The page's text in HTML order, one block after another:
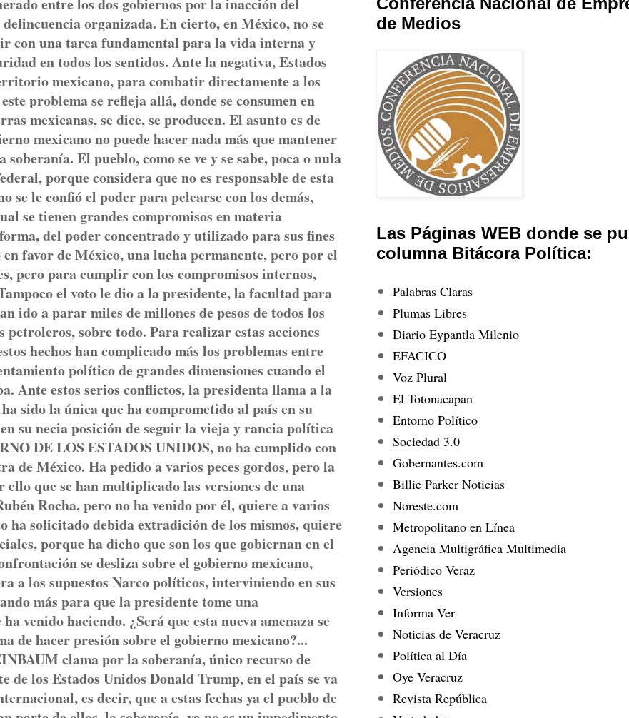
entre los dos gobiernos por la inacción del
organizada. En cierto, en México, no se
con una tarea fundamental para la vida interna y
en todos los sentidos. Ante la negativa, Estados
mexicano, para combatir directamente a los
problema se refleja allá, donde se consumen en
mexicanas, se dice, se producen. El asunto es de
mexicano no puede hacer nada más que mantener
El pueblo, como se ve y se sabe, poca o nula
porque considera que no es responsable de esta
se le confió el poder para pelearse con los demás,
se tienen grandes compromisos en materia
del poder concentrado y utilizado para sus fines
favor de México, una lucha permanente, pero por el
pero para cumplir con los compromisos internos,
el voto le dio a la presidente, la facultad para
ido a parar miles de millones de pesos de todos los
sobre todo. Para realizar estas acciones
hechos han complicado más los problemas entre
político de grandes dimensiones cuando el
Ante estos serios conflictos, la presidenta llama a la
sido la única que ha comprometido al país en su
su necia posición de seguir la vieja y rancia política
DE LOS ESTADOS UNIDOS, no ha cumplido con
de México. Ha pedido a varios peces gordos, pero la
ello que se han multiplicado las versiones de una
Rocha, pero no ha venido por él, quiere a varios
ha solicitado debida extradición de los mismos, quiere
porque ha dicho que son los que gobiernan en el
se desliza sobre el gobierno mexicano,
a los supuestos Narco políticos, interviniendo en sus
más para que la presidente tome una
venido haciendo. ¿Será que esta nueva amenaza se
de hacer presión sobre el gobierno mexicano?...
clama por la soberanía, único recurso de
de los Estados Unidos Donald Trump, en el país se va
es decir, que a estas fechas ya el pueblo de
de Medios
Las Páginas WEB donde se
columna Bitácora Política:
Palabras Claras
Plumas Libres
Diario Eypantla Milenio
EFACICO
Voz Plural
El Totonacapan
Entorno Político
Sociedad 3.0
Gobernantes.com
Billie Parker Noticias
Noreste.com
Metropolitano en Línea
Agencia Multigráfica Multimedia
Periódico Veraz
Versiones
Informa Ver
Noticias de Veracruz
Política al Día
Oye Veracruz
Revista República